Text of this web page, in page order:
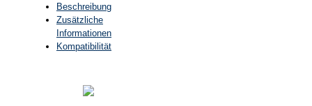
Beschreibung
Zusätzliche
Informationen
Kompatibilität